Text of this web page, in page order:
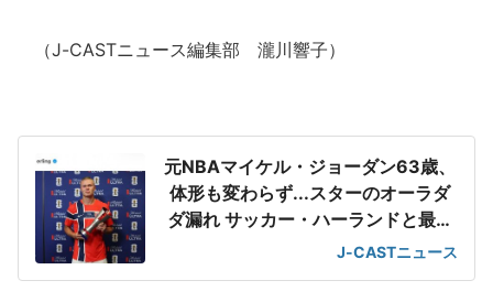
（J-CASTニュース編集部 瀧川響子）
元NBAマイケル・ジョーダン63歳、
体形も変わらず...スターのオーラダ
ダ漏れ サッカー・ハーランドと最強
2ショットJ-CASTニュース